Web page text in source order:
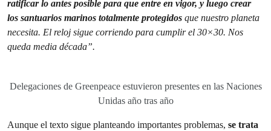
ratificar lo antes posible para que entre en vigor, y luego crear
los santuarios marinos totalmente protegidos que nuestro planeta
necesita. El reloj sigue corriendo para cumplir el 30×30. Nos
queda media década”.
Delegaciones de Greenpeace estuvieron presentes en las Naciones
Unidas año tras año
Aunque el texto sigue planteando importantes problemas, se trata